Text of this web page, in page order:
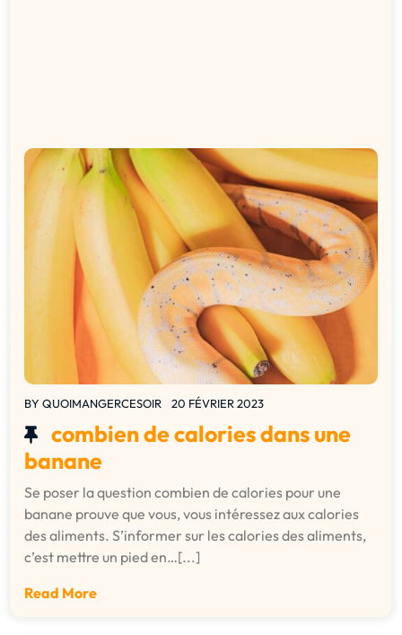
BY QUOIMANGERCESOIR 20 FÉVRIER 2023
combien de calories dans une
banane
Se poser la question combien de calories pour une
banane prouve que vous, vous intéressez aux calories
des aliments. S’informer sur les calories des aliments,
c’est mettre un pied en…[...]
Read More